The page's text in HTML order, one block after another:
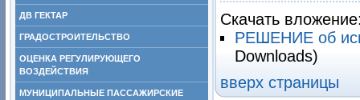
ДВ ГЕКТАР
ГРАДОСТРОИТЕЛЬСТВО
ОЦЕНКА РЕГУЛИРУЮЩЕГО
ВОЗДЕЙСТВИЯ
МУНИЦИПАЛЬНЫЕ ПАССАЖИРСКИЕ
Скачать
РЕШЕНИЕ об
Downloads)
вверх страницы